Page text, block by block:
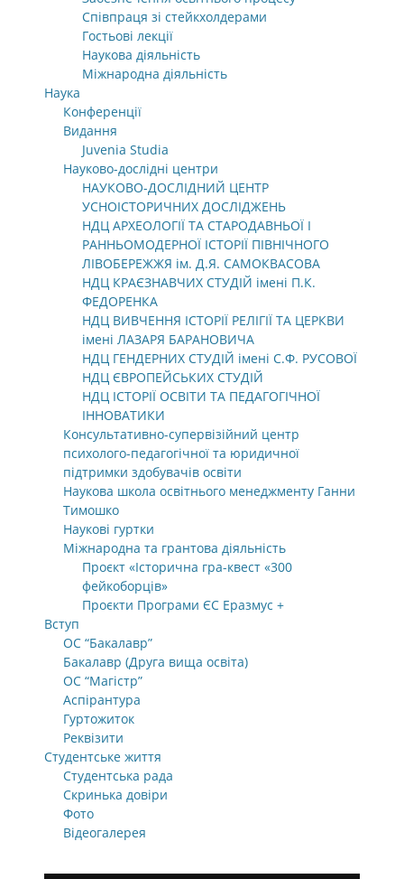
Співпраця зі стейкхолдерами
Гостьові лекції
Наукова діяльність
Міжнародна діяльність
Наука
Конференції
Видання
Juvenia Studia
Науково-дослідні центри
НАУКОВО-ДОСЛІДНИЙ ЦЕНТР
УСНОІСТОРИЧНИХ ДОСЛІДЖЕНЬ
НДЦ АРХЕОЛОГІЇ ТА СТАРОДАВНЬОЇ І
РАННЬОМОДЕРНОЇ ІСТОРІЇ ПІВНІЧНОГО
ЛІВОБЕРЕЖЖЯ ім. Д.Я. САМОКВАСОВА
НДЦ КРАЄЗНАВЧИХ СТУДІЙ імені П.К.
ФЕДОРЕНКА
НДЦ ВИВЧЕННЯ ІСТОРІЇ РЕЛІГІЇ ТА ЦЕРКВИ
імені ЛАЗАРЯ БАРАНОВИЧА
НДЦ ГЕНДЕРНИХ СТУДІЙ імені С.Ф. РУСОВОЇ
НДЦ ЄВРОПЕЙСЬКИХ СТУДІЙ
НДЦ ІСТОРІЇ ОСВІТИ ТА ПЕДАГОГІЧНОЇ
ІННОВАТИКИ
Консультативно-супервізійний центр
психолого-педагогічної та юридичної
підтримки здобувачів освіти
Наукова школа освітнього менеджменту Ганни
Тимошко
Наукові гуртки
Міжнародна та грантова діяльність
Проєкт «Історична гра-квест «300
фейкоборців»
Проєкти Програми ЄС Еразмус +
Вступ
ОС “Бакалавр”
Бакалавр (Друга вища освіта)
ОС “Магістр”
Аспірантура
Гуртожиток
Реквізити
Студентське життя
Студентська рада
Скринька довіри
Фото
Відеогалерея